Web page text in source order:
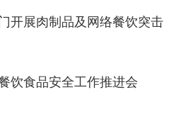
开展肉制品及网络餐饮突击
饮食品安全工作推进会